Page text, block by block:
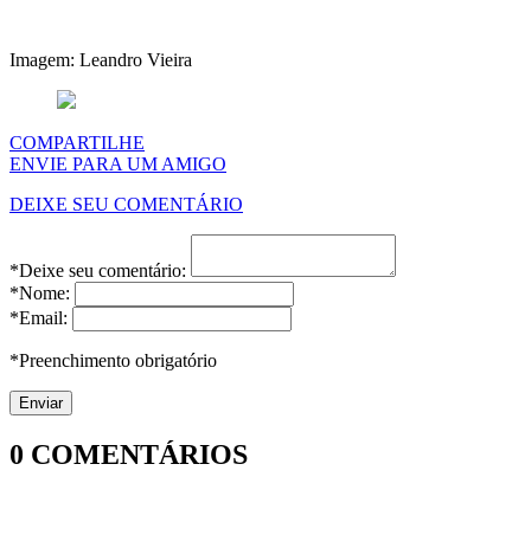
Imagem: Leandro Vieira
COMPARTILHE
ENVIE PARA UM AMIGO
DEIXE SEU COMENTÁRIO
*Deixe seu comentário:
*Nome:
*Email:
*Preenchimento obrigatório
0 COMENTÁRIOS